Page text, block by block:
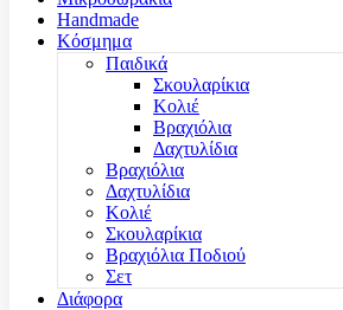
Handmade
Κόσμημα
Παιδικά
Σκουλαρίκια
Κολιέ
Βραχιόλια
Δαχτυλίδια
Βραχιόλια
Δαχτυλίδια
Κολιέ
Σκουλαρίκια
Βραχιόλια Ποδιού
Σετ
Διάφορα